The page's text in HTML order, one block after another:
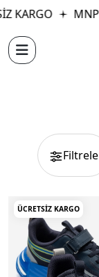
MNPC
Filtrele
ÜCRETSIZ KARGO